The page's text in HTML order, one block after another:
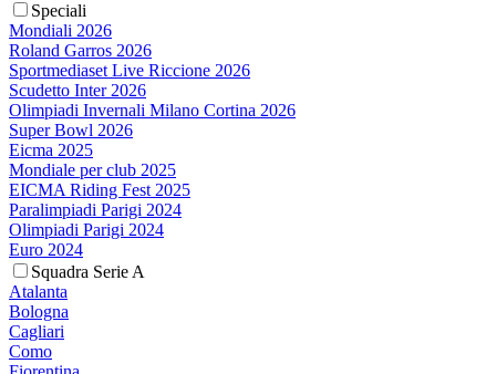
Speciali
Mondiali 2026
Roland Garros 2026
Sportmediaset Live Riccione 2026
Scudetto Inter 2026
Olimpiadi Invernali Milano Cortina 2026
Super Bowl 2026
Eicma 2025
Mondiale per club 2025
EICMA Riding Fest 2025
Paralimpiadi Parigi 2024
Olimpiadi Parigi 2024
Euro 2024
Squadra Serie A
Atalanta
Bologna
Cagliari
Como